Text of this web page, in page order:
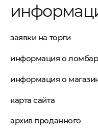
заявки на торги
информация о
информация о
карта сайта
архив проданного